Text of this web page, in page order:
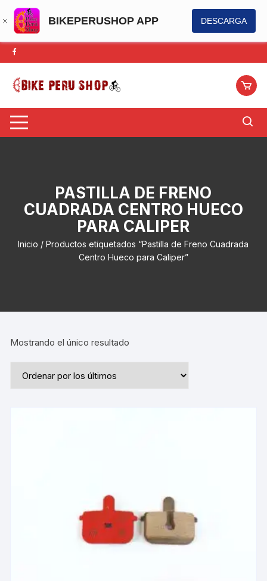
BIKEPERUSHOP APP DESCARGA
Saltar
al
contenido
PASTILLA DE FRENO
CUADRADA CENTRO HUECO
PARA CALIPER
Inicio / Productos etiquetados “Pastilla de Freno Cuadrada
Centro Hueco para Caliper”
Mostrando el único resultado